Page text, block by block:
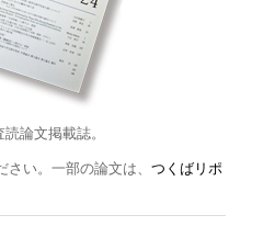
論文掲載誌。
さい。一部の論文は、 つくばリポ